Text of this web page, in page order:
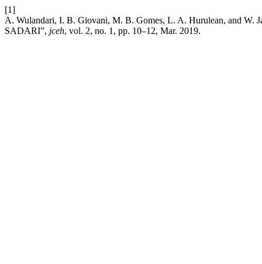
[1]
A. Wulandari, I. B. Giovani, M. B. Gomes, L. A. Hurulean, and W.
SADARI”, jceh, vol. 2, no. 1, pp. 10–12, Mar. 2019.